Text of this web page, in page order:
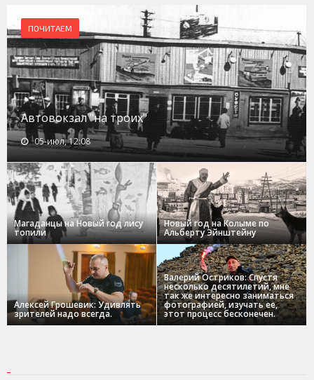
ПОЧИТАЕМ
Автовокзал "на троих"
05-июл, 12:08
Магаданцы на Новый год лису
топили
Новый год на Колыме по
Альберту Эйнштейну
Алексей Грошевик: Удивлять
зрителей надо всегда.
Валерий Остриков: Спустя
несколько десятилетий, мне
так же интересно заниматься
фотографией, изучать ее,
этот процесс бесконечен.